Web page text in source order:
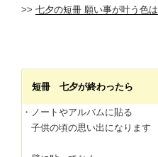
>> 七夕の短冊 願い事が叶う色
短冊 七夕が終わったら
・ノートやアルバムに貼る
子供の頃の思い出になります